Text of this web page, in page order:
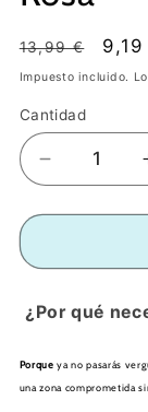
Precio
habitual
13,99 €
de
9,19
Impuesto incluido.
Cantidad
Reducir
cantidad
para
limpia
perros
¿Por qué
Porqueya no pasarás
una zona comprometida